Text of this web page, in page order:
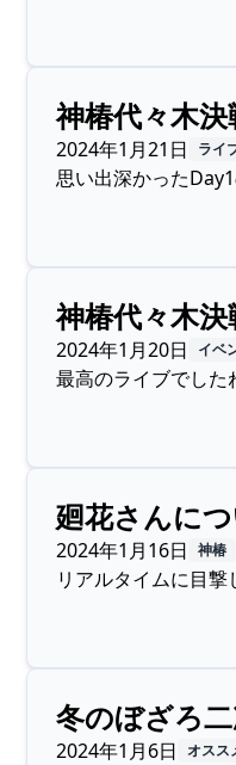
神椿代々木
2024年1月21日 ライ
思い出深かった
神椿代々木
2024年1月20日 イベ
最高のライブでした
廻花さんに
2024年1月16日 神椿
リアルタイムに目撃
冬のぼざろ
2024年1月6日 オスス